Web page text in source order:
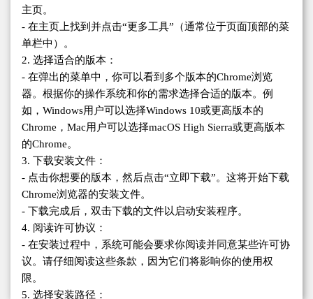
主页。
- 在主页上找到并点击“更多工具”（通常位于页面顶部的菜
单栏中）。
2. 选择适合的版本：
- 在弹出的菜单中，你可以看到多个版本的Chrome浏览
器。根据你的操作系统和你的需求选择合适的版本。例
如，Windows用户可以选择Windows 10或更高版本的
Chrome，Mac用户可以选择macOS High Sierra或更高版本
的Chrome。
3. 下载安装文件：
- 点击你想要的版本，然后点击“立即下载”。这将开始下载
Chrome浏览器的安装文件。
- 下载完成后，双击下载的文件以启动安装程序。
4. 阅读许可协议：
- 在安装过程中，系统可能会要求你阅读并同意某些许可协
议。请仔细阅读这些条款，因为它们将影响你的使用权
限。
5. 选择安装路径：